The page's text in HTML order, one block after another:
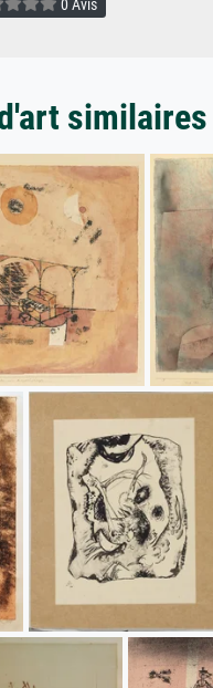
0 Avis
similaires